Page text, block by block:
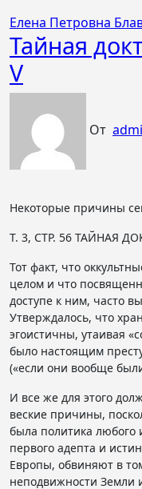
Елена Петровна
Тайная
V
От
Некоторые причины
Т. 3, СТР. 56 ТАЙНАЯ
Тот факт, что
целом и что
доступе к ним, часто
Утверждалось, что
эгоистичны, утаивая
было настоящим
(«если они вообще
И все же для этого
веские причины,
была политика любого
первого адепта и
Европы, обвиняют в
неподвижности Земли